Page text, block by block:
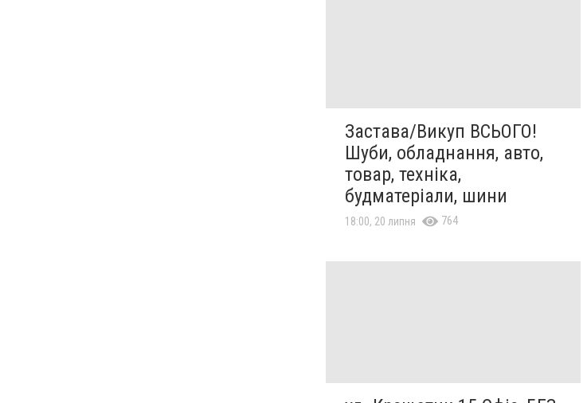
Застава/Викуп ВСЬОГО!
Шуби, обладнання, авто,
товар, техніка,
будматеріали, шини
18:00, 20 липня 764